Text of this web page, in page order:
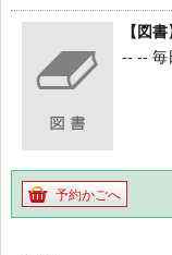
【図
-- -- 毎
予約かごへ